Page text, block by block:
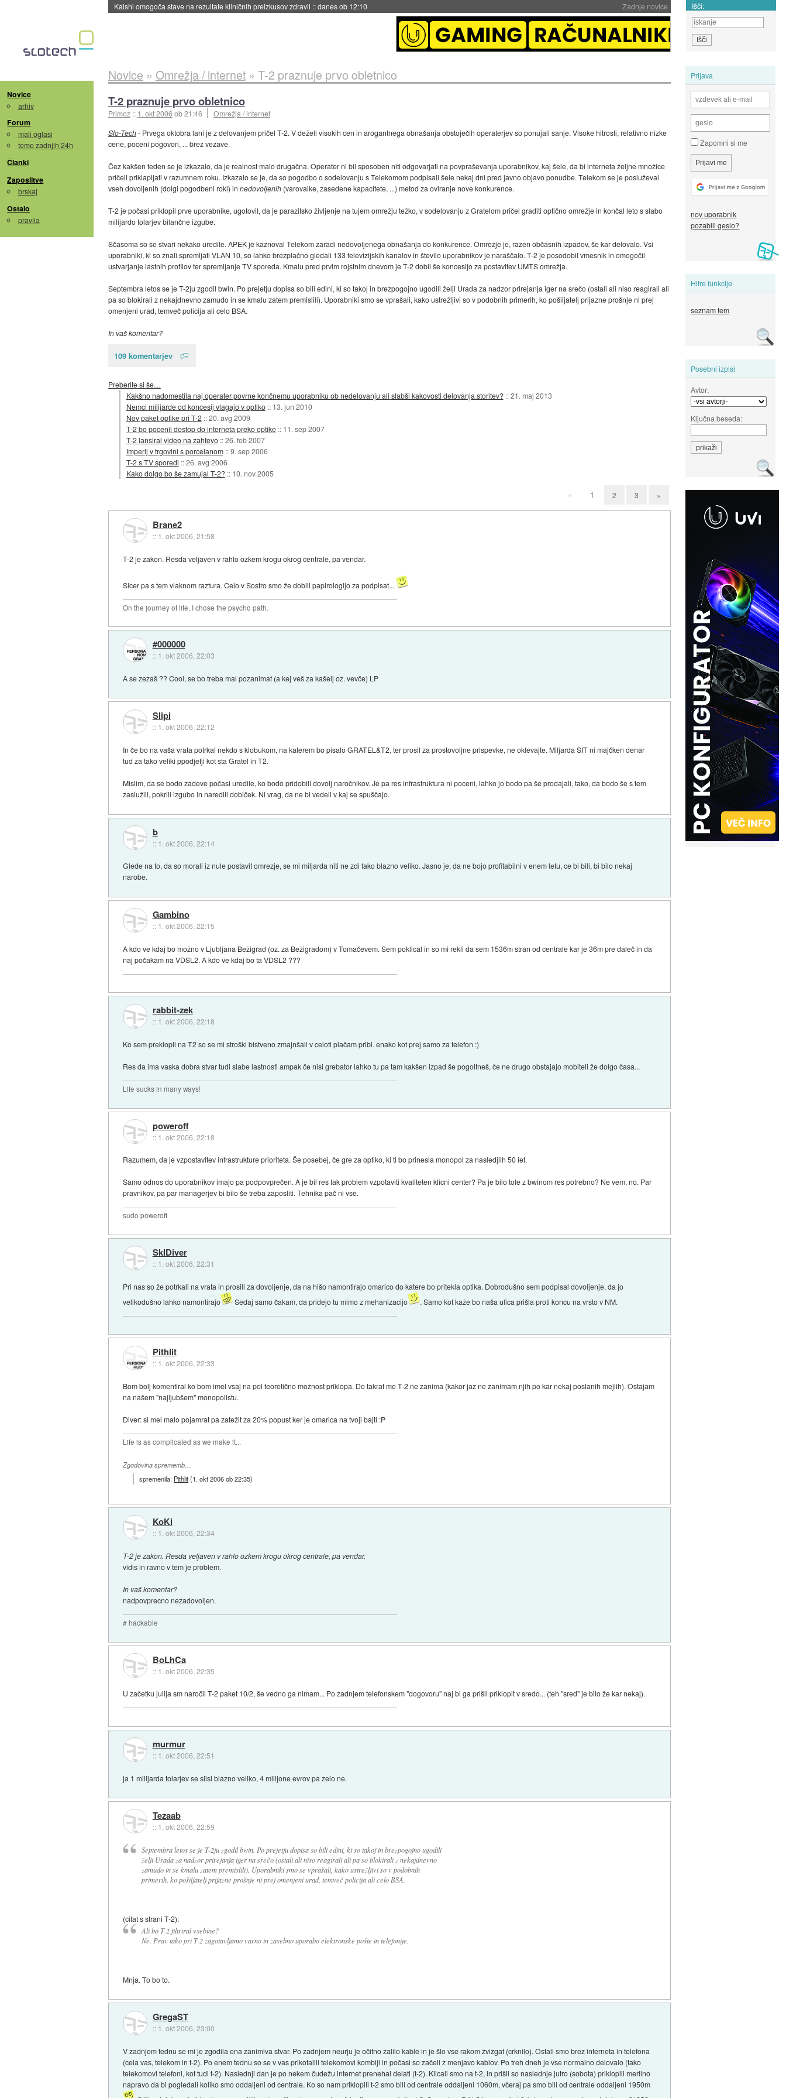
Zadnje novice
Sandisk že prodal več kot polovico SSD-jev za naslednji dve leti::danes ob 11:37 Išči:
Novice
arhiv
Forum
mali oglasi
teme zadnjih 24h
Članki
Zaposlitve
brskaj
Ostalo
pravila
Prijava
Zapomni si me
nov uporabnik
pozabili geslo?
Hitre funkcije
seznam tem
Posebni izpisi
Avtor:
Ključna beseda:
Novice » Omrežja / internet» T-2 praznuje prvo obletnico
T-2 praznuje prvo obletnico
Primoz :: 1. okt 2006ob 21:46
Omrežja / internet
Slo-Tech- Prvega oktobra lani je z delovanjem pričel T-2. V deželi visokih cen in arogantnega obnašanja obstoječih operaterjev so ponujali sanje. Visoke hitrosti, relativno nizke
cene, poceni pogovori, ... brez vezave.
Čez kakšen teden se je izkazalo, da je realnost malo drugačna. Operater ni bil sposoben niti odgovarjati na povpraševanja uporabnikov, kaj šele, da bi interneta željne množice
pričeli priklapljati v razumnem roku. Izkazalo se je, da so pogodbo o sodelovanju s Telekomom podpisali šele nekaj dni pred javno objavo ponudbe. Telekom se je posluževal
vseh dovoljenih (dolgi pogodbeni roki) in nedovoljenih(varovalke, zasedene kapacitete, ...) metod za oviranje nove konkurence.
T-2 je počasi priklopil prve uporabnike, ugotovil, da je parazitsko življenje na tujem omrežju težko, v sodelovanju z Gratelom pričel graditi optično omrežje in končal leto s slabo
milijardo tolarjev bilančne izgube.
Sčasoma so se stvari nekako uredile. APEK je kaznoval Telekom zaradi nedovoljenega obnašanja do konkurence. Omrežje je, razen občasnih izpadov, še kar delovalo. Vsi
uporabniki, ki so znali spremljati VLAN 10, so lahko brezplačno gledali 133 televizijskih kanalov in število uporabnikov je naraščalo. T-2 je posodobil vmesnik in omogočil
ustvarjanje lastnih profilov ter spremljanje TV sporeda. Kmalu pred prvim rojstnim dnevom je T-2 dobil še koncesijo za postavitev UMTS omrežja.
Septembra letos se je T-2ju zgodil bwin. Po prejetju dopisa so bili edini, ki so takoj in brezpogojno ugodili želji Urada za nadzor prirejanja iger na srečo (ostali ali niso reagirali ali
pa so blokirali z nekajdnevno zamudo in se kmalu zatem premislili). Uporabniki smo se vprašali, kako ustrežljivi so v podobnih primerih, ko pošiljatelj prijazne prošnje ni prej
omenjeni urad, temveč policija ali celo BSA.
In vaš komentar?
109 komentarjev
Preberite si še…
Kakšno nadomestila naj operater povrne končnemu uporabniku ob nedelovanju ali slabši kakovosti delovanja storitev? ::21. maj 2013
Nemci milijarde od koncesij vlagajo v optiko :: 13. jun 2010
Nov paket optike pri T-2 ::20. avg 2009
T-2 bo pocenil dostop do interneta preko optike :: 11. sep 2007
T-2 lansiral video na zahtevo ::26. feb 2007
Imperij v trgovini s porcelanom ::9. sep 2006
T-2 s TV sporedi ::26. avg 2006
Kako dolgo bo še zamujal T-2? :: 10. nov 2005
« 1 2 3 »
Brane2
:: 1. okt 2006, 21:58
T-2 je zakon. Resda veljaven v rahlo ozkem krogu okrog centrale, pa vendar.
SIcer pa s tem vlaknom raztura. Celo v Sostro smo že dobili papirologijo za podpisat...
On the journey of life, I chose the psycho path.
#000000
:: 1. okt 2006, 22:03
A se zezaš ?? Cool, se bo treba mal pozanimat (a kej veš za kašelj oz. vevče) LP
Slipi
:: 1. okt 2006, 22:12
In če bo na vaša vrata potrkal nekdo s klobukom, na katerem bo pisalo GRATEL&T2, ter prosil za prostovoljne prispevke, ne oklevajte. Miljarda SIT ni majčken denar
tud za tako veliki ppodjetji kot sta Gratel in T2.
Mislim, da se bodo zadeve počasi uredile, ko bodo pridobili dovolj naročnikov. Je pa res infrastruktura ni poceni, lahko jo bodo pa še prodajali, tako, da bodo še s tem
zaslužili, pokrili izgubo in naredili dobiček. Ni vrag, da ne bi vedeli v kaj se spuščajo.
b
:: 1. okt 2006, 22:14
Glede na to, da so morali iz nule postavit omrezje, se mi miljarda niti ne zdi tako blazno veliko. Jasno je, da ne bojo profitabilni v enem letu, ce bi bili, bi bilo nekaj
narobe.
Gambino
:: 1. okt 2006, 22:15
A kdo ve kdaj bo možno v Ljubljana Bežigrad (oz. za Bežigradom) v Tomačevem. Sem poklical in so mi rekli da sem 1536m stran od centrale kar je 36m pre daleč in da
naj počakam na VDSL2. A kdo ve kdaj bo ta VDSL2 ???
rabbit-zek
:: 1. okt 2006, 22:18
Ko sem preklopil na T2 so se mi stroški bistveno zmajnšali v celoti plačam pribl. enako kot prej samo za telefon :)
Res da ima vaska dobra stvar tudi slabe lastnosti ampak če nisi grebator lahko tu pa tam kakšen izpad še pogoltneš, če ne drugo obstajajo mobiteli že dolgo časa...
Life sucks in many ways!
poweroff
:: 1. okt 2006, 22:18
Razumem, da je vzpostavitev infrastrukture prioriteta. Še posebej, če gre za optiko, ki ti bo prinesla monopol za nasledjiih 50 let.
Samo odnos do uporabnikov imajo pa podpovprečen. A je bil res tak problem vzpotaviti kvaliteten klicni center? Pa je bilo tole z bwinom res potrebno? Ne vem, no. Par
pravnikov, pa par managerjev bi bilo še treba zaposliti. Tehnika pač ni vse.
sudo poweroff
SkIDiver
:: 1. okt 2006, 22:31
Pri nas so že potrkali na vrata in prosili za dovoljenje, da na hišo namontirajo omarico do katere bo pritekla optika. Dobrodušno sem podpisal dovoljenje, da jo
velikodušno lahko namontirajo
Sedaj samo čakam, da pridejo tu mimo z mehanizacijo . Samo kot kaže bo naša ulica prišla proti koncu na vrsto v NM.
Pithlit
:: 1. okt 2006, 22:33
Bom bolj komentiral ko bom imel vsaj na pol teoretično možnost priklopa. Do takrat me T-2 ne zanima (kakor jaz ne zanimam njih po kar nekaj poslanih mejlih). Ostajam
na našem "najljubšem" monopolistu.
Diver: si mel malo pojamrat pa zatežit za 20% popust ker je omarica na tvoji bajti :P
Life is as complicated as we make it...
Zgodovina sprememb…
spremenila: Pithlit(1. okt 2006 ob 22:35)
KoKi
:: 1. okt 2006, 22:34
T-2 je zakon. Resda veljaven v rahlo ozkem krogu okrog centrale, pa vendar.
vidis in ravno v tem je problem.
In vaš komentar?
nadpovprecno nezadovoljen.
# hackable
BoLhCa
:: 1. okt 2006, 22:35
U začetku julija sm naročil T-2 paket 10/2, še vedno ga nimam... Po zadnjem telefonskem "dogovoru" naj bi ga prišli priklopit v sredo... (teh "sred" je bilo že kar nekaj).
murmur
:: 1. okt 2006, 22:51
ja 1 milijarda tolarjev se slisi blazno veliko, 4 milijone evrov pa zelo ne.
Tezaab
:: 1. okt 2006, 22:59
Septembra letos se je T-2ju zgodil bwin. Po prejetju dopisa so bili edini, ki so takoj in brezpogojno ugodili
želji Urada za nadzor prirejanja iger na srečo (ostali ali niso reagirali ali pa so blokirali z nekajdnevno
zamudo in se kmalu zatem premislili). Uporabniki smo se vprašali, kako ustrežljivi so v podobnih
primerih, ko pošiljatelj prijazne prošnje ni prej omenjeni urad, temveč policija ali celo BSA.
(citat s strani T-2):
Ali bo T-2 filtriral vsebine?
Ne. Prav tako pri T-2 zagotavljamo varno in zasebno uporabo elektronske pošte in telefonije.
Mnja. To bo to.
GregaST
:: 1. okt 2006, 23:00
V zadnjem tednu se mi je zgodila ena zanimiva stvar. Po zadnjem neurju je očitno zalilo kable in je šlo vse rakom žvižgat (crknilo). Ostali smo brez interneta in telefona
(cela vas, telekom in t-2). Po enem tednu so se v vas prikotalili telekomovi kombiji in počasi so začeli z menjavo kablov. Po treh dneh je vse normalno delovalo (tako
telekomovi telefoni, kot tudi t-2). Naslednji dan je po nekem čudežu internet prenehal delati (t-2). Klicali smo na t-2, in prišli so naslednje jutro (sobota) priklopili merilno
napravo da bi pogledali koliko smo oddaljeni od centrale. Ko so nam priklopili t-2 smo bili od centrale oddaljeni 1060m, včeraj pa smo bili od centrale oddaljeni 1950m